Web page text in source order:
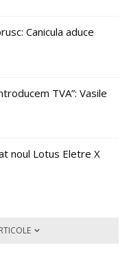
Canicula aduce
TVA”: Vasile
noul Lotus Eletre X